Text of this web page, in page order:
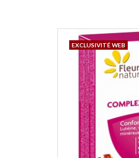
EXCLUSIVITÉ WEB